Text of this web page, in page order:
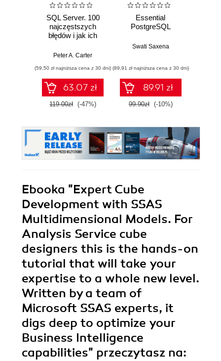
SQL Server. 100
najczęstszych
błędów i jak ich
Peter A. Carter
(59,50 zł najniższa cena z 30 dni)
63.07 zł
119.00zł (-47%)
Essential
PostgreSQL
Swati Saxena
(89,91 zł najniższa cena z 30 dni)
89.91 zł
99.90zł (-10%)
Ebooka "Expert Cube
Development with SSAS
Multidimensional Models. For
Analysis Service cube
designers this is the hands-on
tutorial that will take your
expertise to a whole new level.
Written by a team of
Microsoft SSAS experts, it
digs deep to optimize your
Business Intelligence
capabilities" przeczytasz na: